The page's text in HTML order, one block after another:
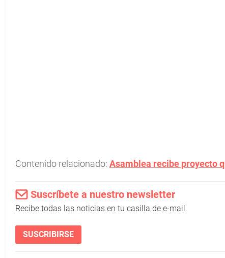
Contenido relacionado: Asamblea recibe proyecto
Suscríbete a nuestro newsletter
Recibe todas las noticias en tu casilla de e-mail.
SUSCRIBIRSE